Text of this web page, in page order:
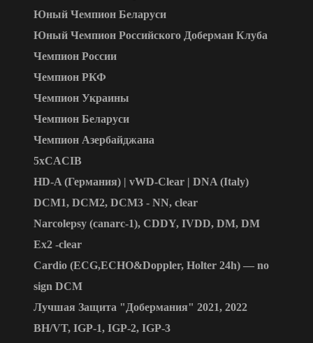
Юный Чемпион Беларуси
Юный Чемпион Российского Доберман Клуба
Чемпион России
Чемпион РКФ
Чемпион Украины
Чемпион Беларуси
Чемпион Азербайджана
5xCACIB
HD-A (Германия) | vWD-Clear | DNA (Italy)
DCM1, DCM2, DCM3 - NN, clear
Narcolepsy (canarc-1), CDDY, IVDD, DM, DM
Ex2 -clear
Cardio (ECG,ECHO&Doppler, Holter 24h) — no
sign DCM
Лучшая Защита "Добермания" 2021, 2022
BH/VT, IGP-1, IGP-2, IGP-3